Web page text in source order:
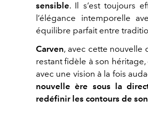
sensible. Il s’est toujours
l’élégance intemporelle
équilibre parfait entre
Carven, avec cette nouvelle
restant fidèle à son
avec une vision à la fois
nouvelle ère sous la
redéfinir les contours de